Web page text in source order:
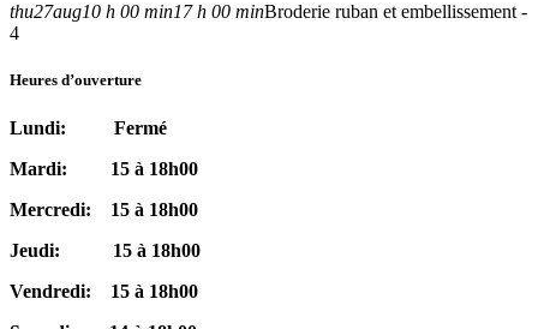
thu27aug10 h 00 min17 h 00 minBroderie ruban et embellissement -
4
Heures d’ouverture
Lundi: Fermé
Mardi: 15 à 18h00
Mercredi: 15 à 18h00
Jeudi: 15 à 18h00
Vendredi: 15 à 18h00